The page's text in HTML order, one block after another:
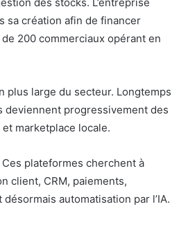
sa création afin de financer
200 commerciaux opérant en
large du secteur. Longtemps
deviennent progressivement des
marketplace locale.
plateformes cherchent à
client, CRM, paiements,
automatisation par l’IA.